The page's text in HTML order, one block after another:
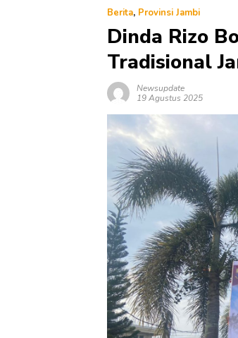
Berita, Provinsi Jambi
Dinda Rizo
Tradisional
Newsupdate
19 Agustus 2025